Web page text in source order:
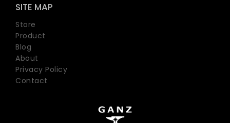
SITE MAP
Store
Product
Blog
About
Privacy Policy
Contact